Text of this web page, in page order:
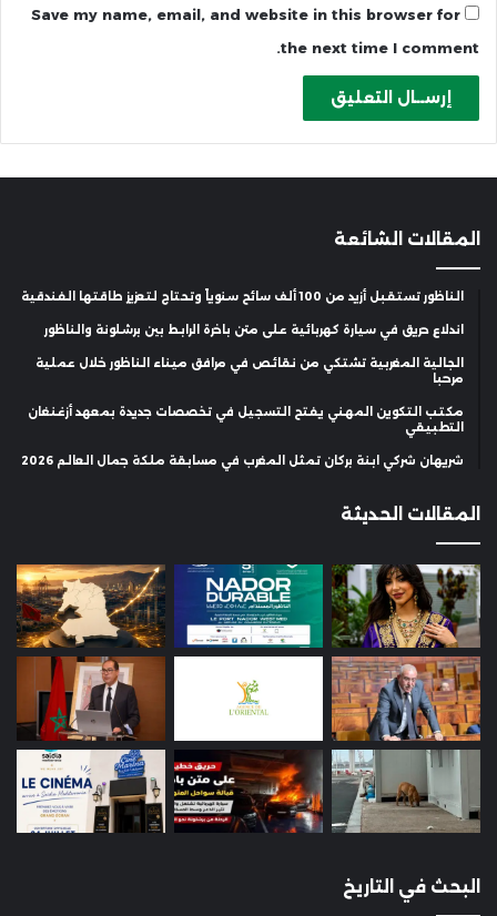
Save my name, email, and website in this browser for
the next time I comment.
المقالات الشائعة
الناظور تستقبل أزيد من 100 ألف سائح سنوياً وتحتاج لتعزيز طاقتها الفندقية
اندلاع حريق في سيارة كهربائية على متن باخرة الرابط بين برشلونة والناظور
الجالية المغربية تشتكي من نقائص في مرافق ميناء الناظور خلال عملية
مرحبا
مكتب التكوين المهني يفتح التسجيل في تخصصات جديدة بمعهد أزغنغان
التطبيقي
شريهان شركي ابنة بركان تمثل المغرب في مسابقة ملكة جمال العالم 2026
المقالات الحديثة
البحث في التاريخ